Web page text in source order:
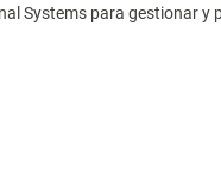
Systems para gestionar